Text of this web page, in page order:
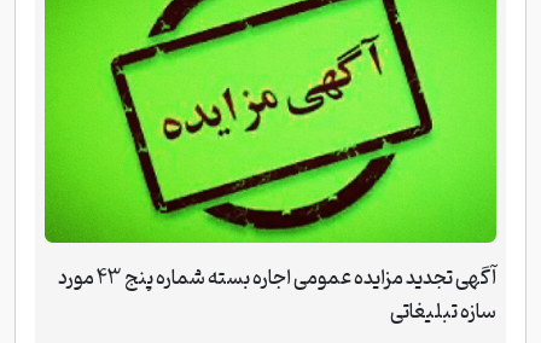
آگهی تجدید مزایده عمومی اجاره بسته شماره پنج 43 مورد
سازه تبلیغاتی